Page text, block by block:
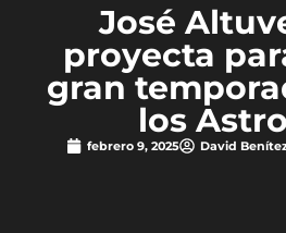
José
proyecta
gran
los
febrero 9, 2025 David